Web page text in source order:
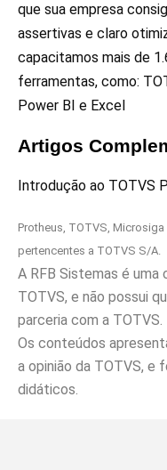
que sua empresa
assertivas e claro
capacitamos mais de
ferramentas, como:
Power BI e Excel
Artigos
Introdução ao TOTVS
Protheus, TOTVS,
pertencentes a TOTVS S/A.
A RFB Sistemas é
TOTVS, e não possui
parceria com a TOTVS.
Os conteúdos
a opinião da TOTVS, e
didáticos.